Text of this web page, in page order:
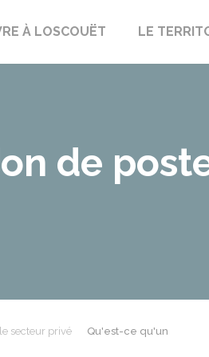
À LOSCOUËT LE
de
secteur privé
Qu'est-ce qu'un